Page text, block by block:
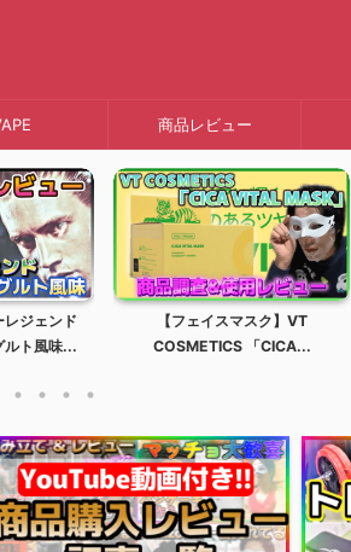
商品レビュー
レジェンド
ルト風味...
【フェイスマスク】VT
COSMETICS 「CICA...